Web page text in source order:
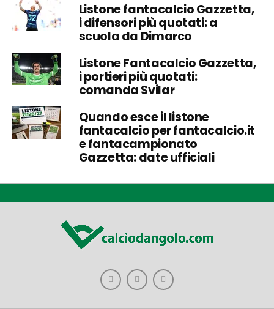
Listone fantacalcio Gazzetta,
i difensori più quotati: a
scuola da Dimarco
Listone Fantacalcio Gazzetta,
i portieri più quotati:
comanda Svilar
Quando esce il listone
fantacalcio per fantacalcio.it
e fantacampionato
Gazzetta: date ufficiali